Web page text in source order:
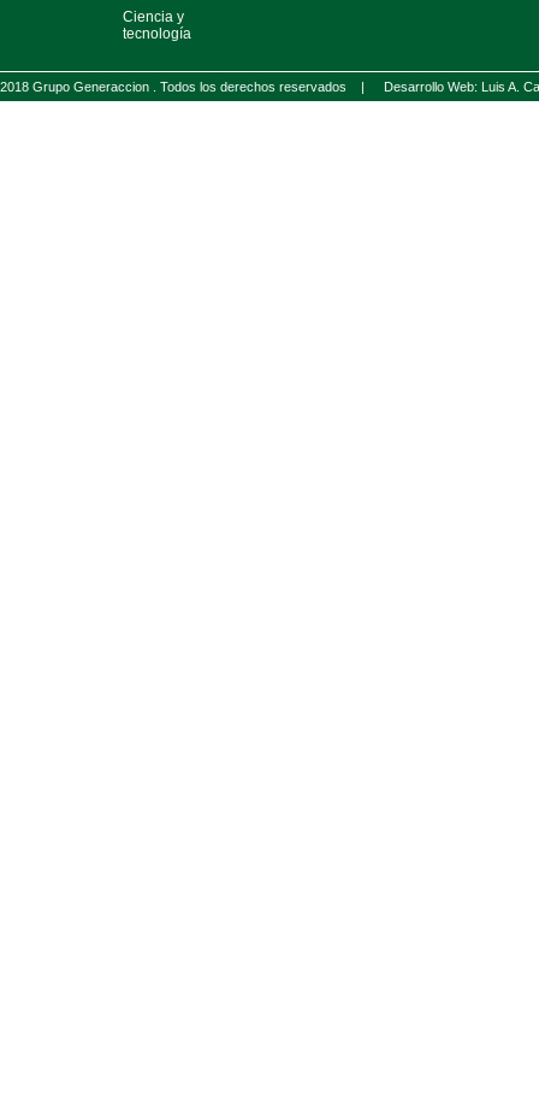
Ciencia y
tecnología
2018 Grupo Generaccion . Todos los derechos reservados | Desarrollo Web: Luis